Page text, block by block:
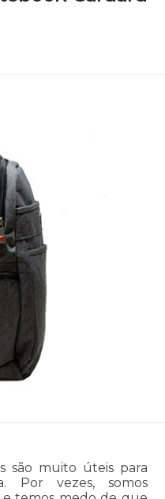
são muito úteis para
Por vezes, somos